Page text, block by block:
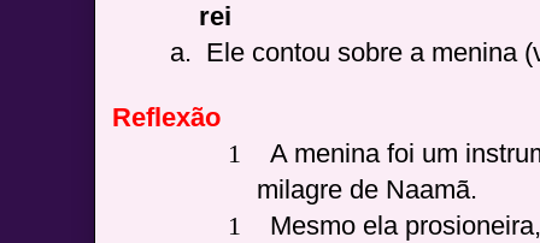
rei
a. Ele contou sobre a menina
Reflexão
1
A menina foi um
milagre de Naamã.
1
Mesmo ela